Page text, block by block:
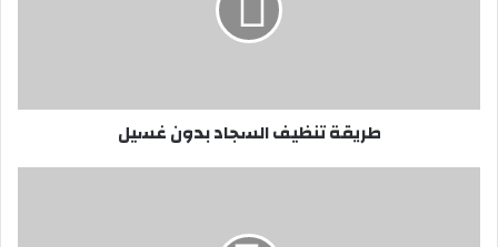
طريقة تنظيف السجاد بدون غسيل